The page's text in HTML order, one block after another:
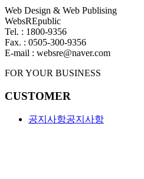
Web Design & Web Publising
WebsREpublic
Tel. : 1800-9356
Fax. : 0505-300-9356
E-mail : websre@naver.com
FOR YOUR BUSINESS
CUSTOMER
공지사항공지사항